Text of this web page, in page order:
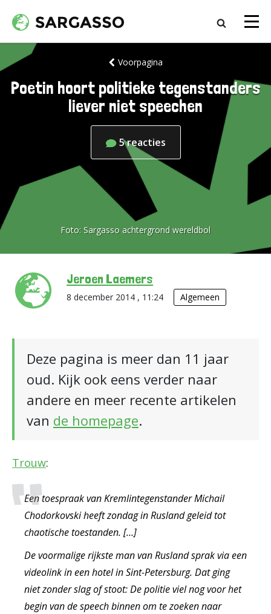
Voorpagina
Poetin hoort politieke tegenstanders
liever niet speechen
5reacties
Foto: Sargasso achtergrond wereldbol
Jeroen Laemers
8 december 2014 , 11:24 Algemeen
Deze pagina is meer dan 11 jaar
oud. Kijk ook eens verder naar
andere en meer recente artikelen
van de homepage.
Trouw:
Een toespraak van Kremlintegenstander Michail
Chodorkovski heeft zondag in Rusland geleid tot
chaotische toestanden. […]
De voormalige rijkste man van Rusland sprak via een
videolink in een hotel in Sint-Petersburg. Dat ging
niet zonder slag of stoot: De politie viel nog voor het
begin van de speech binnen om te zoeken naar